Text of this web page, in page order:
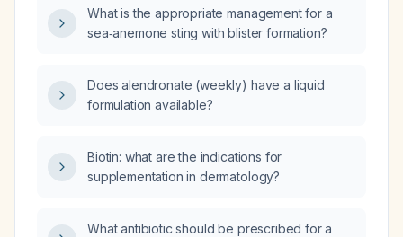
dosing, prescription), non‑pharmacologic
measures, treatment response, potential
prognosis and clinical course—of
hypertension in pregnancy?
What is the appropriate management for a
sea‑anemone sting with blister formation?
Does alendronate (weekly) have a liquid
formulation available?
Biotin: what are the indications for
supplementation in dermatology?
What antibiotic should be prescribed for a